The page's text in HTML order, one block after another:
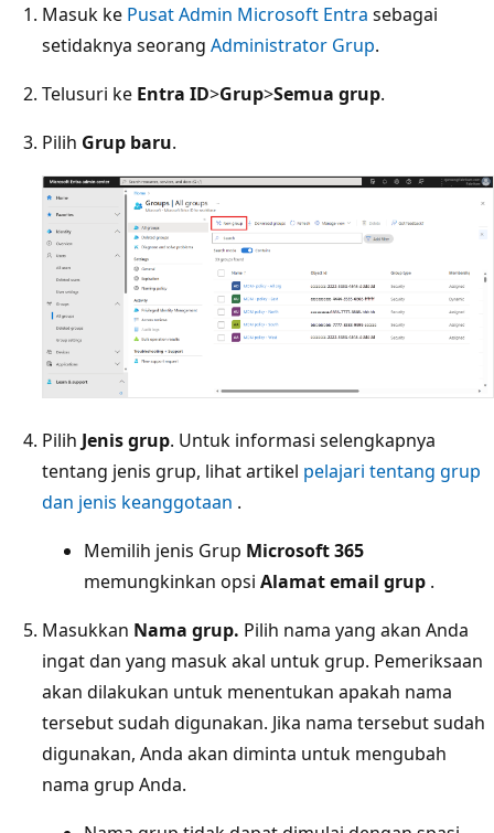
Masuk ke Pusat Admin Microsoft Entra sebagai
setidaknya seorang Administrator Grup.
Telusuri ke Entra ID>Grup>Semua grup.
Pilih Grup baru.
Pilih Jenis grup. Untuk informasi selengkapnya
tentang jenis grup, lihat artikel pelajari tentang grup
dan jenis keanggotaan .
Memilih jenis Grup Microsoft 365
memungkinkan opsi Alamat email grup .
Masukkan Nama grup. Pilih nama yang akan Anda
ingat dan yang masuk akal untuk grup. Pemeriksaan
akan dilakukan untuk menentukan apakah nama
tersebut sudah digunakan. Jika nama tersebut sudah
digunakan, Anda akan diminta untuk mengubah
nama grup Anda.